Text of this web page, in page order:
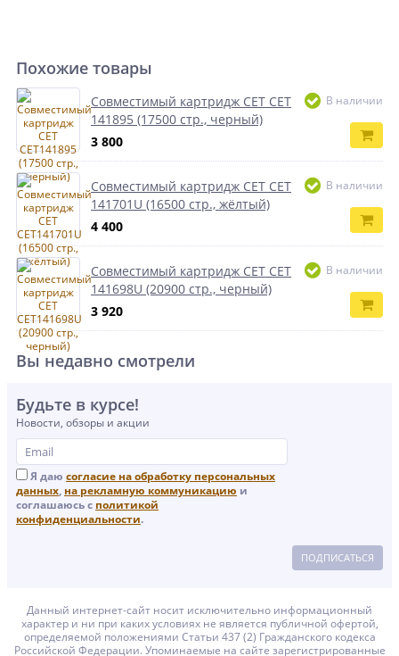
Похожие товары
Совместимый картридж CET CET
141895 (17500 стр., черный)
3 800
В наличии
Совместимый картридж CET CET
141701U (16500 стр., жёлтый)
4 400
В наличии
Совместимый картридж CET CET
141698U (20900 стр., черный)
3 920
В наличии
Вы недавно смотрели
Будьте в курсе!
Новости, обзоры и акции
Я даю согласие на обработку персональных
данных, на рекламную коммуникацию и
соглашаюсь с политикой
конфиденциальности.
ПОДПИСАТЬСЯ
Данный интернет-сайт носит исключительно информационный
характер и ни при каких условиях не является публичной офертой,
определяемой положениями Статьи 437 (2) Гражданского кодекса
Российской Федерации. Упоминаемые на сайте зарегистрированные